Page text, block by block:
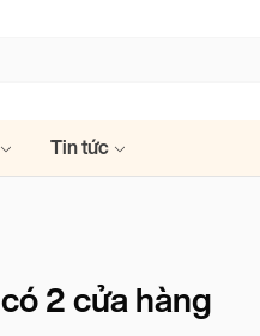
Tin tức
có 2 cửa hàng